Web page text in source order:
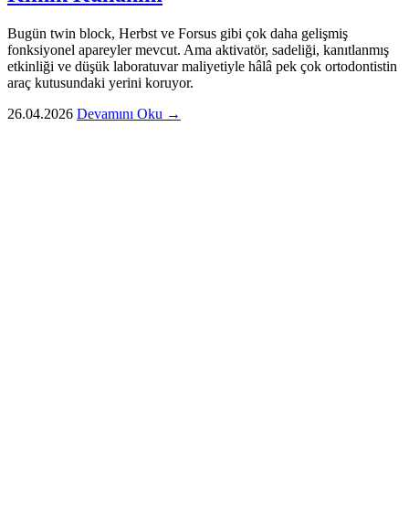
Bugün twin block, Herbst ve Forsus gibi çok daha gelişmiş
fonksiyonel apareyler mevcut. Ama aktivatör, sadeliği, kanıtlanmış
etkinliği ve düşük laboratuvar maliyetiyle hâlâ pek çok ortodontistin
araç kutusundaki yerini koruyor.
26.04.2026 Devamını Oku →